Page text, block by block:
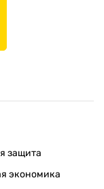
защита
экономика